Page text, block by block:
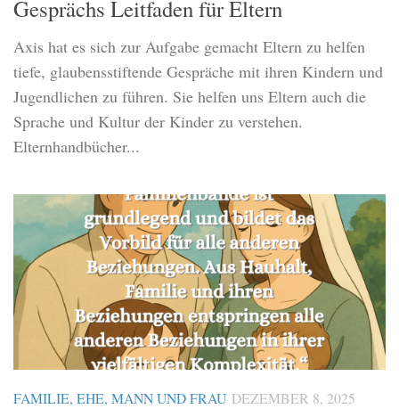
Gesprächs Leitfaden für Eltern
Axis hat es sich zur Aufgabe gemacht Eltern zu helfen
tiefe, glaubensstiftende Gespräche mit ihren Kindern und
Jugendlichen zu führen. Sie helfen uns Eltern auch die
Sprache und Kultur der Kinder zu verstehen.
Elternhandbücher...
FAMILIE, EHE, MANN UND FRAU DEZEMBER 8, 2025